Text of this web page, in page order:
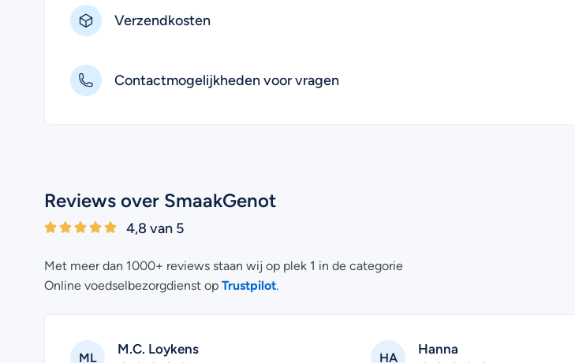
Verzendkosten
Contactmogelijkheden voor vragen
Reviews over SmaakGenot
4,8 van 5
Met meer dan 1000+ reviews staan wij op plek 1 in de categorie
Online voedselbezorgdienst op Trustpilot.
ML
M.C. Loykens
HA
Hanna